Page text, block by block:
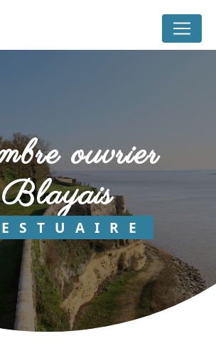
Blayais
L'ESTUAIRE